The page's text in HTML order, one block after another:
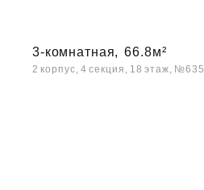
3-комнатная, 66.8м²
2 корпус, 4 секция, 18 этаж, №635